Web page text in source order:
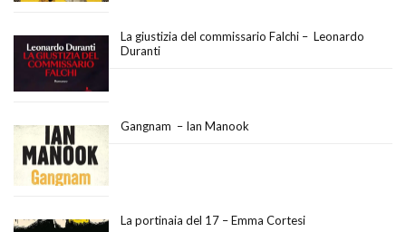
La giustizia del commissario Falchi – Leonardo
Duranti
Gangnam – Ian Manook
La portinaia del 17 – Emma Cortesi